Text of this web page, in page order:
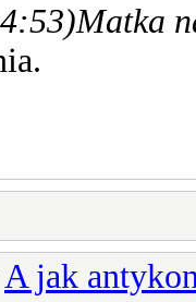
Matka
A jak